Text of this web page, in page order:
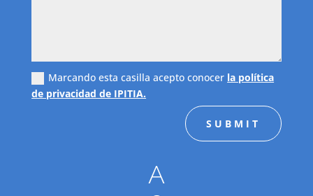
Marcando esta casilla acepto conocer la política
de privacidad de IPITIA.
SUBMIT
A